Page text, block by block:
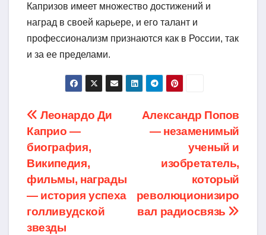
Капризов имеет множество достижений и
наград в своей карьере, и его талант и
профессионализм признаются как в России, так
и за ее пределами.
Навигация
по
записям
Александр Попов
— незаменимый
ученый и
изобретатель,
который
революционизиро
вал радиосвязь
Леонардо Ди
Каприо —
биография,
Википедия,
фильмы, награды
— история успеха
голливудской
звезды